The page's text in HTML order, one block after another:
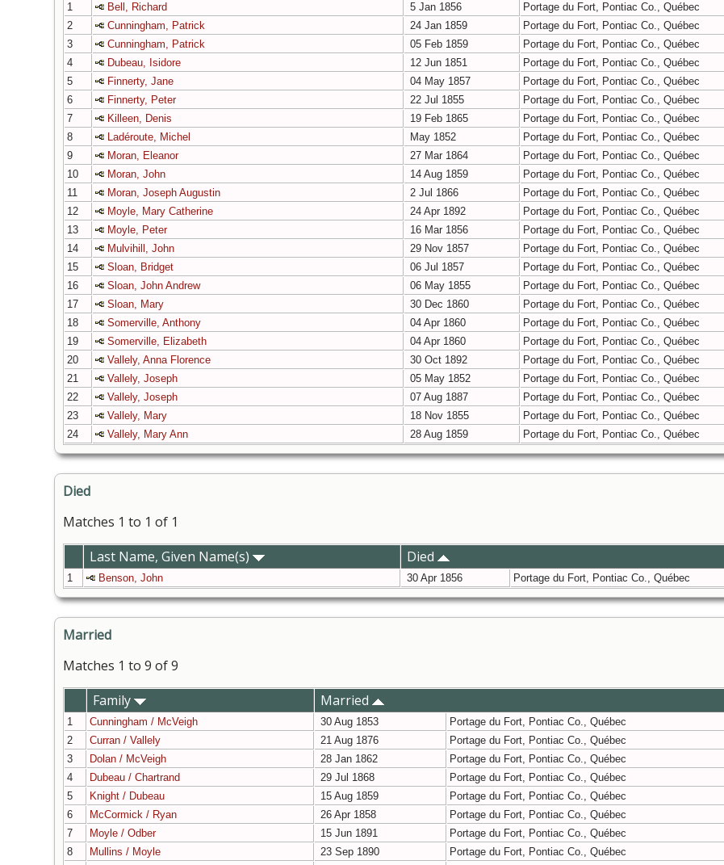
1 Bell, Richard 5 Jan 1856 Portage du Fort, Pontiac Co., Québec
2
Cunningham, Patrick 24 Jan 1859 Portage du Fort, Pontiac Co., Québec
3
Cunningham, Patrick 05 Feb 1859 Portage du Fort, Pontiac Co., Québec
4
Dubeau, Isidore 12 Jun 1851 Portage du Fort, Pontiac Co., Québec
5
Finnerty, Jane 04 May 1857 Portage du Fort, Pontiac Co., Québec
6
Finnerty, Peter 22 Jul 1855 Portage du Fort, Pontiac Co., Québec
7
Killeen, Denis 19 Feb 1865 Portage du Fort, Pontiac Co., Québec
8
Ladéroute, Michel May 1852 Portage du Fort, Pontiac Co., Québec
9
Moran, Eleanor 27 Mar 1864 Portage du Fort, Pontiac Co., Québec
10
Moran, John 14 Aug 1859 Portage du Fort, Pontiac Co., Québec
11
Moran, Joseph Augustin 2 Jul 1866 Portage du Fort, Pontiac Co., Québec
12
Moyle, Mary Catherine 24 Apr 1892 Portage du Fort, Pontiac Co., Québec
13
Moyle, Peter 16 Mar 1856 Portage du Fort, Pontiac Co., Québec
14
Mulvihill, John 29 Nov 1857 Portage du Fort, Pontiac Co., Québec
15
Sloan, Bridget 06 Jul 1857 Portage du Fort, Pontiac Co., Québec
16
Sloan, John Andrew 06 May 1855 Portage du Fort, Pontiac Co., Québec
17
Sloan, Mary 30 Dec 1860 Portage du Fort, Pontiac Co., Québec
18
Somerville, Anthony 04 Apr 1860 Portage du Fort, Pontiac Co., Québec
19
Somerville, Elizabeth 04 Apr 1860 Portage du Fort, Pontiac Co., Québec
20
Vallely, Anna Florence 30 Oct 1892 Portage du Fort, Pontiac Co., Québec
21
Vallely, Joseph 05 May 1852 Portage du Fort, Pontiac Co., Québec
22
Vallely, Joseph 07 Aug 1887 Portage du Fort, Pontiac Co., Québec
23
Vallely, Mary 18 Nov 1855 Portage du Fort, Pontiac Co., Québec
24
Vallely, Mary Ann 28 Aug 1859 Portage du Fort, Pontiac Co., Québec
Died
Matches 1 to 1 of 1
Last Name, Given Name(s)
Died
1 Benson, John 30 Apr 1856 Portage du Fort, Pontiac Co., Québec
Married
Matches 1 to 9 of 9
Family
Married
1 Cunningham / McVeigh 30 Aug 1853 Portage du Fort, Pontiac Co., Québec
2
Curran / Vallely 21 Aug 1876 Portage du Fort, Pontiac Co., Québec
3
Dolan / McVeigh 28 Jan 1862 Portage du Fort, Pontiac Co., Québec
4
Dubeau / Chartrand 29 Jul 1868 Portage du Fort, Pontiac Co., Québec
5
Knight / Dubeau 15 Aug 1859 Portage du Fort, Pontiac Co., Québec
6
McCormick / Ryan 26 Apr 1858 Portage du Fort, Pontiac Co., Québec
7
Moyle / Odber 15 Jun 1891 Portage du Fort, Pontiac Co., Québec
8
Mullins / Moyle 23 Sep 1890 Portage du Fort, Pontiac Co., Québec